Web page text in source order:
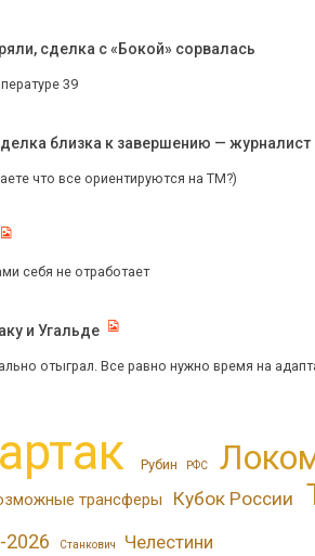
сделка с «Бокой» сорвалась
39
близка к завершению — журналист
что все ориентируются на ТМ?)
себя не отработает
и Угальде
отыграл. Все равно нужно время на
Рубин РФС
трансферы Кубок России
Станкович Челестини